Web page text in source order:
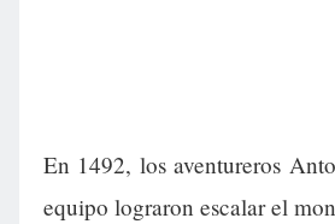
En 1492, los aventureros
equipo lograron escalar el